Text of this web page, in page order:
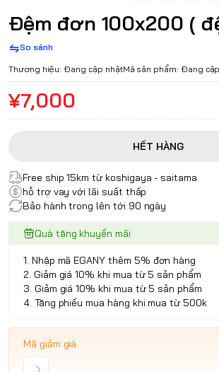
Đệm đơn 100x200 (
So sánh
Thương hiệu: Đang cập nhậtMã sản phẩm: Đang
¥7,000
HẾT HÀNG
Free ship 15km từ koshigaya - saitama
hỗ trợ vay với lãi suất thấp
Bảo hành trong lên tới 90 ngày
Quà tặng khuyến mãi
1. Nhập mã EGANY thêm 5% đơn hàng
2. Giảm giá 10% khi mua từ 5 sản phẩm
3. Giảm giá 10% khi mua từ 5 sản phẩm
4. Tặng phiếu mua hàng khi mua từ 500k
Mã giảm giá